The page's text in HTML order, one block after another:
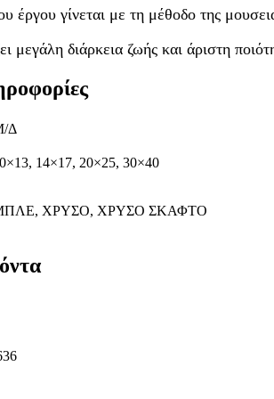
έργου γίνεται με τη μέθοδο της
μεγάλη διάρκεια ζωής και άριστη
Δ
14×17, 20×25, 30×40
ΧΡΥΣΟ, ΧΡΥΣΟ ΣΚΑΦΤΟ